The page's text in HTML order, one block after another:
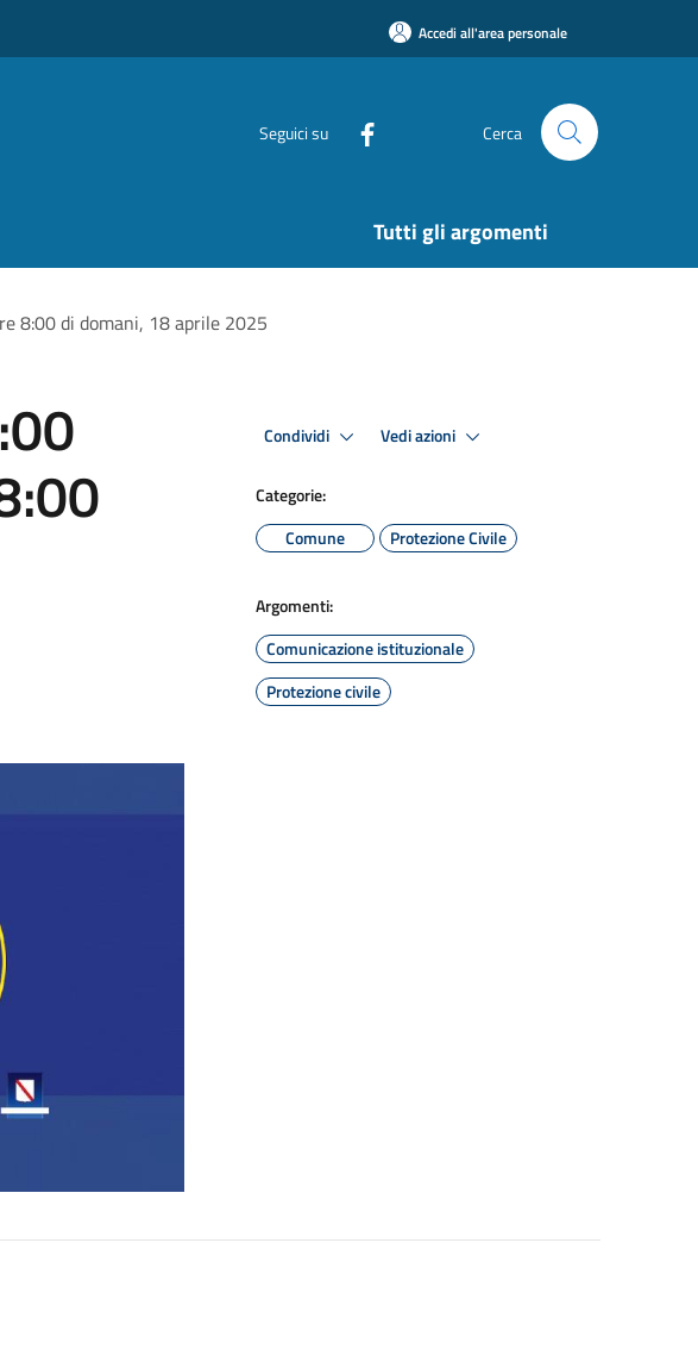
Accedi all'area personale
Seguici su Cerca
Tutti gli argomenti
8:00 di domani, 18 aprile 2025
Condividi Vedi azioni
Categorie:
Comune
Protezione Civile
Argomenti:
Comunicazione istituzionale
Protezione civile